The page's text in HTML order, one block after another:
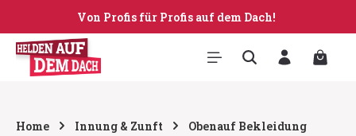
Zum Hauptinhalt springen
Von Profis für Profis auf dem Dach!
Home Innung & Zunft Obenauf Bekleidung